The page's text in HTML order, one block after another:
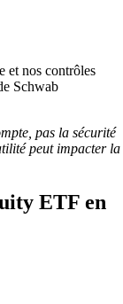
et nos contrôles
Schwab
pas la sécurité
peut impacter la
ETF en